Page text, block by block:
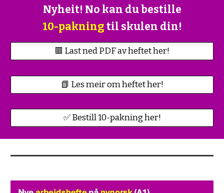
Nyheit! No kan du bestille
10-pakningtil skulen din!
🟥 Last ned PDF av heftet her!
📗 Les meir om heftet her!
✅ Bestill 10-pakning her!